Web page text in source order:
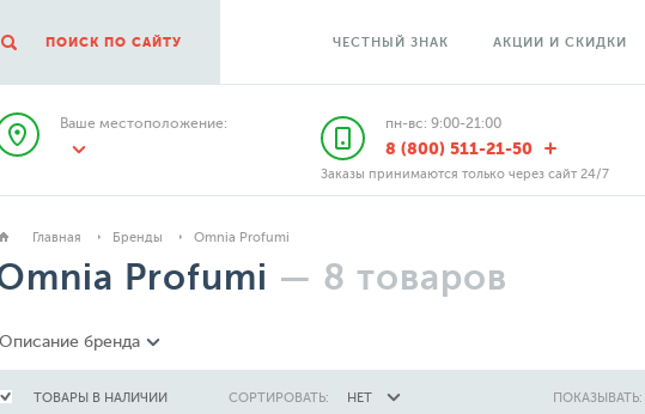
ПОИСК ПО САЙТУ ЧЕСТНЫЙ ЗНАК АКЦИИ И СКИДКИ
Ваше местоположение: пн-вс: 9:00-21:00
8 (800) 511-21-50
Заказы принимаются только через сайт 24/7
Главная Бренды Omnia Profumi
Profumi — 8 товаров
Описание бренда
ТОВАРЫ В НАЛИЧИИ СОРТИРОВАТЬ: НЕТ ПОКАЗЫВАТЬ: